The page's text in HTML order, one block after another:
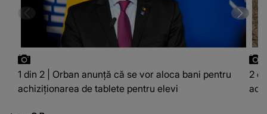
1 din 2 | Orban anunţă că se vor aloca bani pentru
achiziţionarea de tablete pentru elevi
2